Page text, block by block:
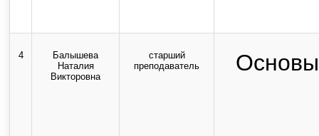
4
Балышева
Наталия
Викторовна
старший
преподаватель
Основы